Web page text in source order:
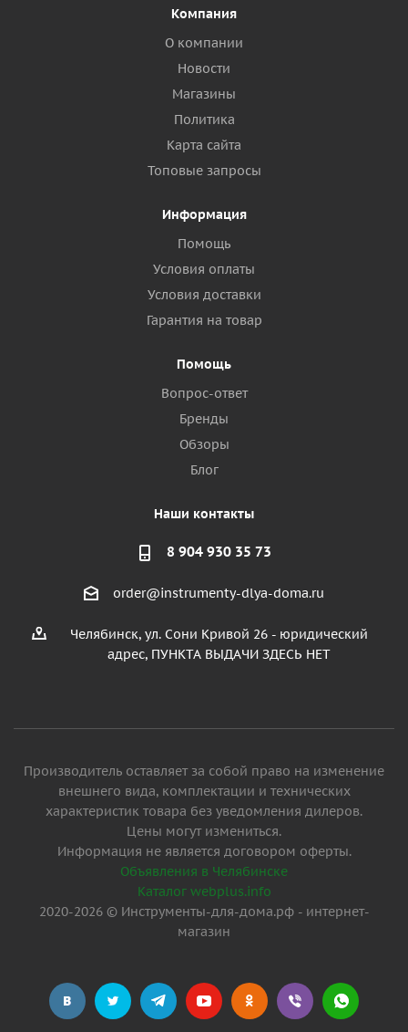
Компания
О компании
Новости
Магазины
Политика
Карта сайта
Топовые запросы
Информация
Помощь
Условия оплаты
Условия доставки
Гарантия на товар
Помощь
Вопрос-ответ
Бренды
Обзоры
Блог
Наши контакты
8 904 930 35 73
order@instrumenty-dlya-doma.ru
Челябинск, ул. Сони Кривой 26 - юридический
адрес, ПУНКТА ВЫДАЧИ ЗДЕСЬ НЕТ
Производитель оставляет за собой право на изменение
внешнего вида, комплектации и технических
характеристик товара без уведомления дилеров.
Цены могут измениться.
Информация не является договором оферты.
Объявления в Челябинске
Каталог webplus.info
2020-2026 © Инструменты-для-дома.рф - интернет-
магазин